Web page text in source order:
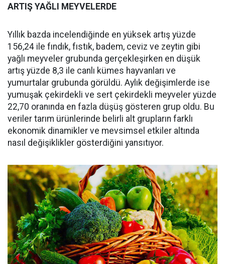
ARTIŞ YAĞLI MEYVELERDE
Yıllık bazda incelendiğinde en yüksek artış yüzde
156,24 ile fındık, fıstık, badem, ceviz ve zeytin gibi
yağlı meyveler grubunda gerçekleşirken en düşük
artış yüzde 8,3 ile canlı kümes hayvanları ve
yumurtalar grubunda görüldü. Aylık değişimlerde ise
yumuşak çekirdekli ve sert çekirdekli meyveler yüzde
22,70 oranında en fazla düşüş gösteren grup oldu. Bu
veriler tarım ürünlerinde belirli alt grupların farklı
ekonomik dinamikler ve mevsimsel etkiler altında
nasıl değişiklikler gösterdiğini yansıtıyor.